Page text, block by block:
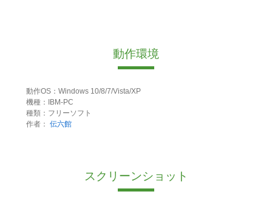
動作環境
動作OS：Windows 10/8/7/Vista/XP
機種：IBM-PC
種類：フリーソフト
作者： 伝六館
スクリーンショット